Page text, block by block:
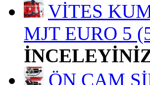
VİTES
MJT EURO 5
ÖN CAM